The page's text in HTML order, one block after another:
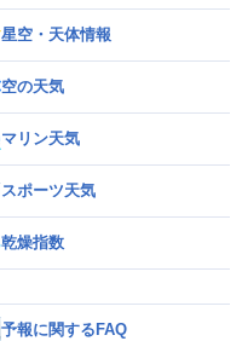
星空・天体情報
空の天気
マリン天気
スポーツ天気
乾燥指数
予報に関するFAQ